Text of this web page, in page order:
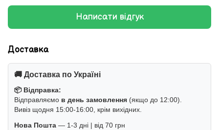
Написати відгук
Доставка
🚚 Доставка по Україні
📦 Відправка:
Відправляємо в день замовлення (якщо до 12:00).
Вивіз щодня 15:00-16:00, крім вихідних.
Нова Пошта — 1-3 дні | від 70 грн